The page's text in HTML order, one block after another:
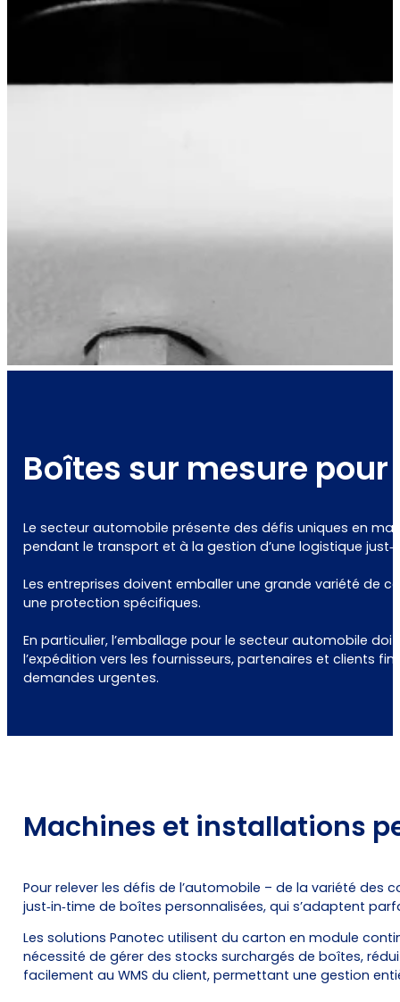
Boîtes sur mesure
Le secteur automobile présente des défis uniques en
pendant le transport et à la gestion d’une logistique
Les entreprises doivent emballer une grande variété de
une protection spécifiques.
En particulier, l’emballage pour le secteur automobile
l’expédition vers les fournisseurs, partenaires et clients
demandes urgentes.
Machines et installations
Pour relever les défis de l’automobile – de la variété
just‑in‑time de boîtes personnalisées, qui s’adaptent
Les solutions Panotec utilisent du carton en module
nécessité de gérer des stocks surchargés de boîtes,
facilement au WMS du client, permettant une gestion